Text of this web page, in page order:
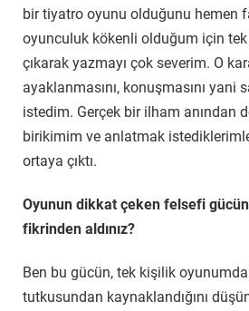
bir tiyatro oyunu olduğunu hemen
oyunculuk kökenli olduğum için
çıkarak yazmayı çok severim. O
ayaklanmasını, konuşmasını yani
istedim. Gerçek bir ilham anından
birikimim ve anlatmak
ortaya çıktı.
Oyunun dikkat çeken felsefi
fikrinden aldınız?
Ben bu gücün, tek kişilik
tutkusundan kaynaklandığını